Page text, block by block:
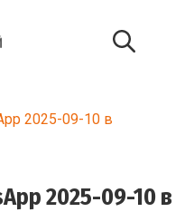
2025-09-10 в
2025-09-10 в